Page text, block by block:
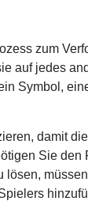
zum
auf jedes
Symbol,
damit
Sie den